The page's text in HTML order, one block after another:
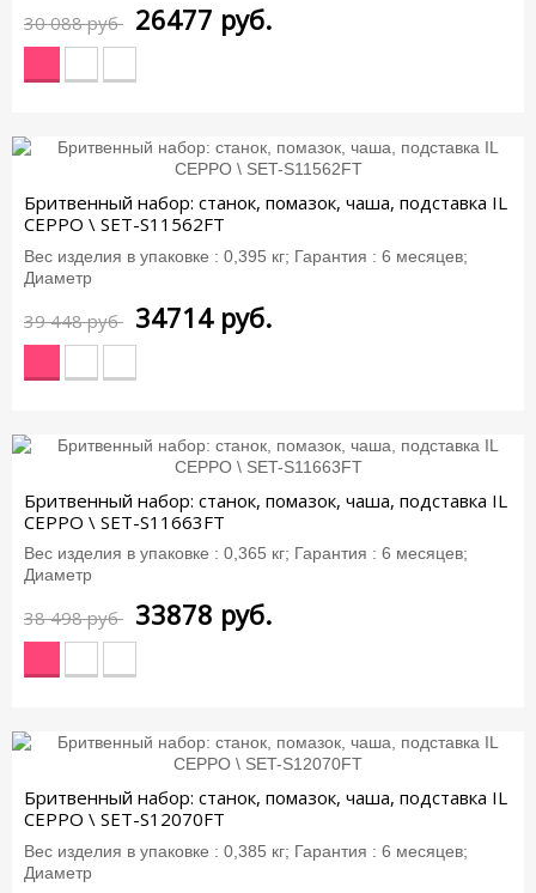
30 088 руб 26477 руб.
Бритвенный набор: станок, помазок, чаша, подставка IL
CEPPO \ SET-S11562FT
Вес изделия в упаковке : 0,395 кг; Гарантия : 6 месяцев;
Диаметр
39 448 руб 34714 руб.
Бритвенный набор: станок, помазок, чаша, подставка IL
CEPPO \ SET-S11663FT
Вес изделия в упаковке : 0,365 кг; Гарантия : 6 месяцев;
Диаметр
38 498 руб 33878 руб.
Бритвенный набор: станок, помазок, чаша, подставка IL
CEPPO \ SET-S12070FT
Вес изделия в упаковке : 0,385 кг; Гарантия : 6 месяцев;
Диаметр